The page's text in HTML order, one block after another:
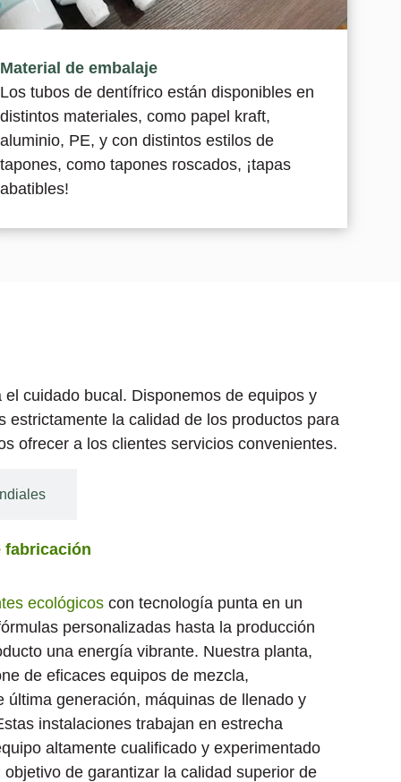
Material de embalaje
Los tubos de dentífrico están disponibles en
distintos materiales, como papel kraft,
aluminio, PE, y con distintos estilos de
tapones, como tapones roscados, ¡tapas
abatibles!
cuidado bucal. Disponemos de equipos y
la calidad de los productos para
ofrecer a los clientes servicios convenientes.
fabricación
ecológicos con tecnología punta en un
personalizadas hasta la producción
una energía vibrante. Nuestra planta,
de eficaces equipos de mezcla,
última generación, máquinas de llenado y
instalaciones trabajan en estrecha
altamente cualificado y experimentado
de garantizar la calidad superior de